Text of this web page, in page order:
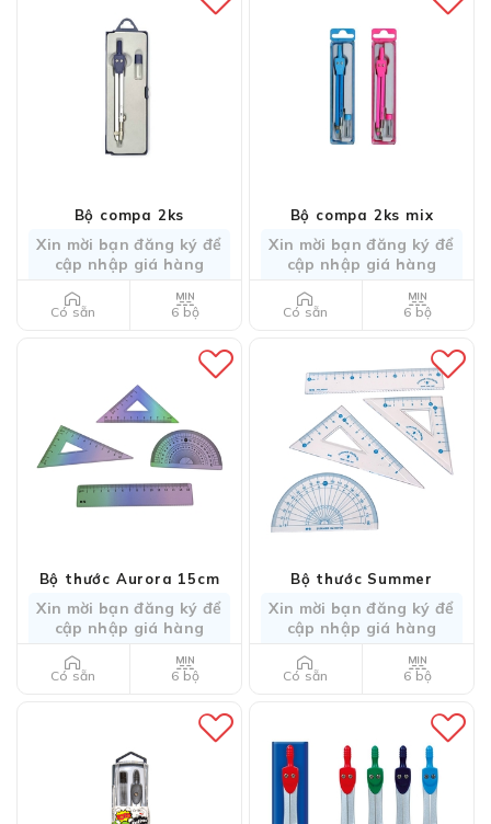
Bộ compa 2ks
Xin mời bạn đăng ký để
cập nhập giá hàng
Có sẵn 6 bộ
Bộ compa 2ks mix
Xin mời bạn đăng ký để
cập nhập giá hàng
Có sẵn 6 bộ
Bộ thước Aurora 15cm
Xin mời bạn đăng ký để
cập nhập giá hàng
Có sẵn 6 bộ
Bộ thước Summer
Xin mời bạn đăng ký để
cập nhập giá hàng
Có sẵn 6 bộ